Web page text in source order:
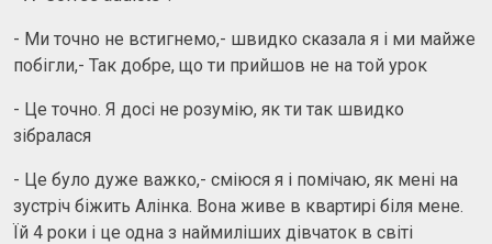
- Ми точно не встигнемо,- швидко сказала я і ми майже
побігли,- Так добре, що ти прийшов не на той урок
- Це точно. Я досі не розумію, як ти так швидко
зібралася
- Це було дуже важко,- сміюся я і помічаю, як мені на
зустріч біжить Алінка. Вона живе в квартирі біля мене.
Їй 4 роки і це одна з наймиліших дівчаток в світі